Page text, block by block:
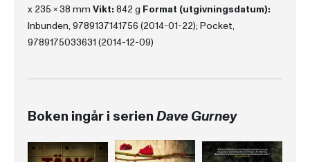
x 235 x 38 mm Vikt: 842 g Format (utgivningsdatum):
Inbunden, 9789137141756 (2014-01-22); Pocket,
9789175033631 (2014-12-09)
Boken ingår i serienDave Gurney